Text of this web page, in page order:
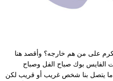
على من هم خارجه؟ وأقصد هنا
الفايس بوك صباح الفل وصباح
يتصل بنا شخص غريب أو قريب لكن